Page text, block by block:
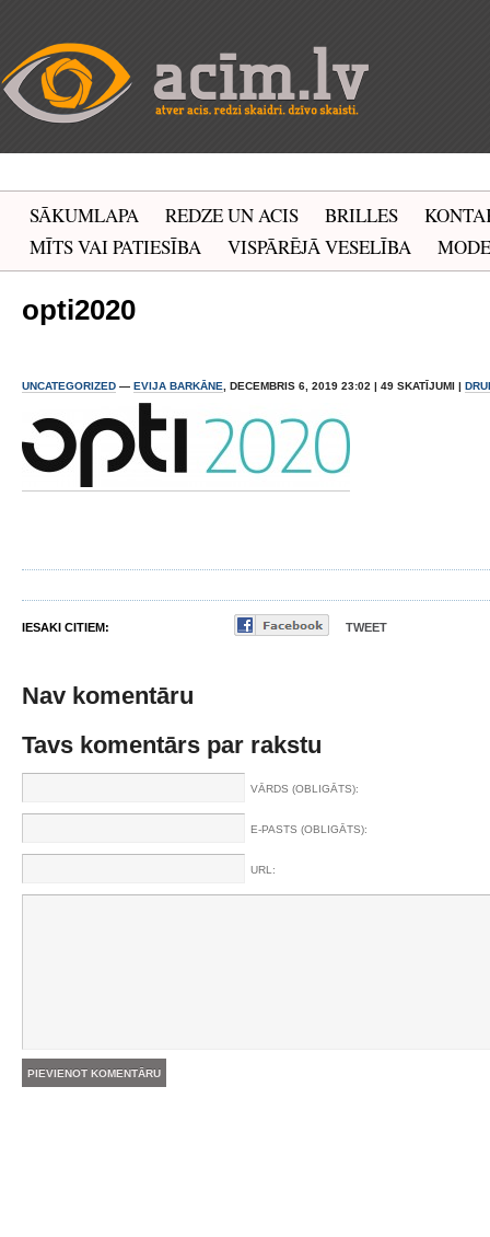
SĀKUMLAPA REDZE UN ACIS BRILLES
MĪTS VAI PATIESĪBA
VISPĀRĒJĀ VESELĪBA MODE
opti2020
UNCATEGORIZED — EVIJA BARKĀNE , DECEMBRIS 6, 2019 23:02 | 49 SKATĪJUMI |
IESAKI CITIEM: TWEET
Nav komentāru
Tavs komentārs par rakstu
VĀRDS (OBLIGĀTS):
E-PASTS (OBLIGĀTS):
URL: